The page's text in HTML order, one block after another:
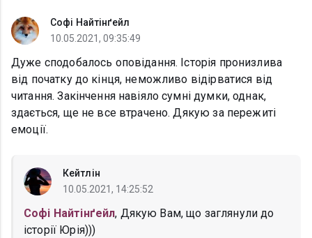
Софі Найтінґейл
10.05.2021, 09:35:49
Дуже сподобалось оповідання. Історія пронизлива
від початку до кінця, неможливо відірватися від
читання. Закінчення навіяло сумні думки, однак,
здається, ще не все втрачено. Дякую за пережиті
емоції.
Кейтлін
10.05.2021, 14:25:52
Софі Найтінґейл, Дякую Вам, що заглянули до
історії Юрія)))